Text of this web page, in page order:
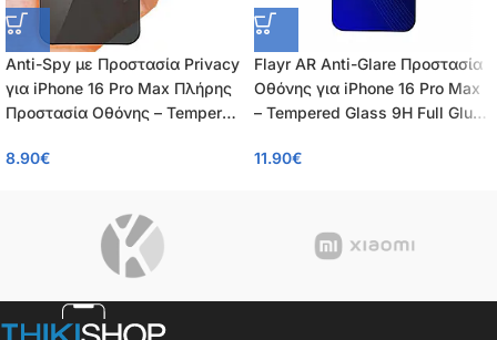
Anti-Spy με Προστασία Privacy
για iPhone 16 Pro Max Πλήρης
Προστασία Οθόνης – Tempered
0.26mm
8.90€
Flayr AR Anti-Glare Προστασία
Οθόνης για iPhone 16 Pro Max
– Tempered Glass 9H Full Glue,
0.55mm
11.90€